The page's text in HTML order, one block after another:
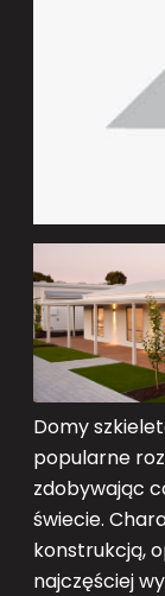
Domy
popularne
zdobywając
świecie.
konstrukcją,
najczęściej